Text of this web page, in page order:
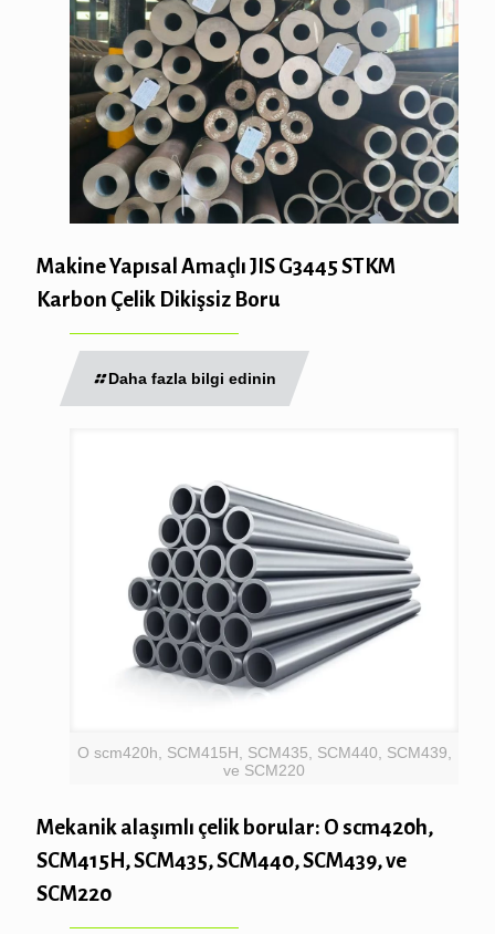
Makine Yapısal Amaçlı JIS G3445 STKM
Karbon Çelik Dikişsiz Boru
Daha fazla bilgi edinin
O scm420h, SCM415H, SCM435, SCM440, SCM439,
ve SCM220
Mekanik alaşımlı çelik borular: O scm420h,
SCM415H, SCM435, SCM440, SCM439, ve
SCM220